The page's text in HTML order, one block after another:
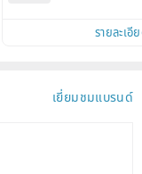
รายละเอี
เยี่ยมชมแบรนด์